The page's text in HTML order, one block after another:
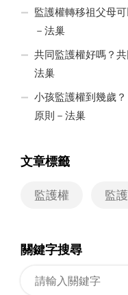
監護權轉移祖父母
－法巢
共同監護權好嗎？
法巢
小孩監護權到幾歲
原則－法巢
文章標籤
監護權 監
關鍵字搜尋